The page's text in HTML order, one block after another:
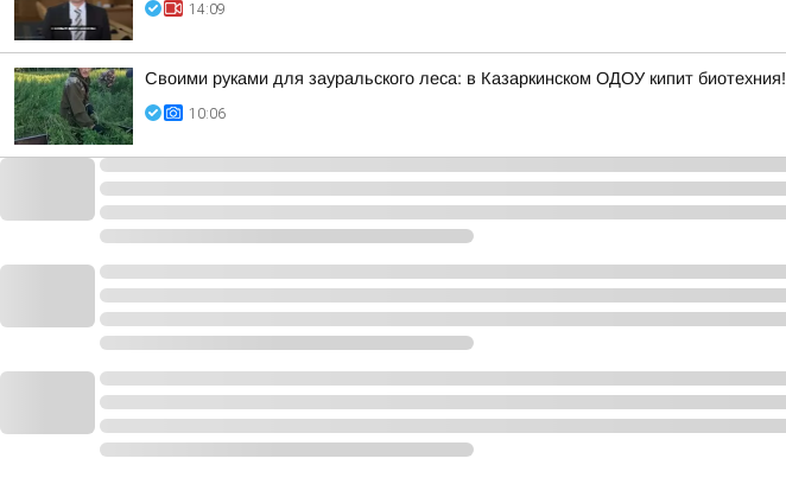
14:09
Своими руками для зауральского леса: в Казаркинском ОДОУ кипит биотехния!
10:06